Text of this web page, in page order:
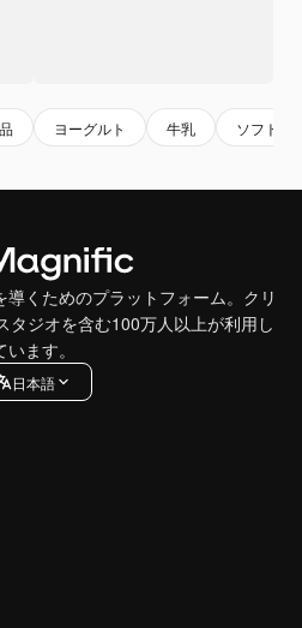
ヨーグルト 牛乳 ソフトク
くためのプラットフォーム。クリ
タジオを含む100万人以上が利用し
います。
日本語